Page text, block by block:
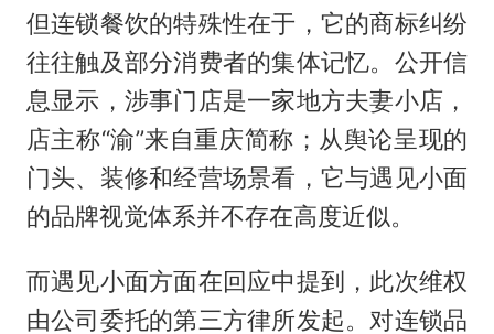
但连锁餐饮的特殊性在于，它的商标纠纷
往往触及部分消费者的集体记忆。公开信
息显示，涉事门店是一家地方夫妻小店，
店主称“渝”来自重庆简称；从舆论呈现的
门头、装修和经营场景看，它与遇见小面
的品牌视觉体系并不存在高度近似。
而遇见小面方面在回应中提到，此次维权
由公司委托的第三方律所发起。对连锁品